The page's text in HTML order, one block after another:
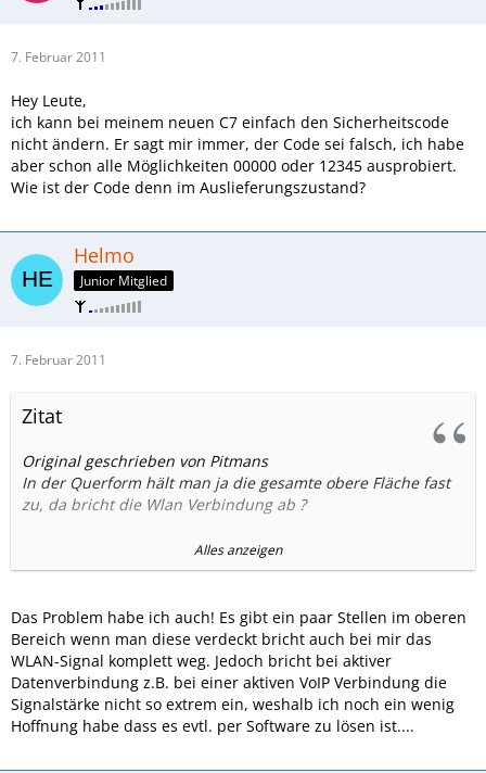
7. Februar 2011
Hey Leute,
ich kann bei meinem neuen C7 einfach den Sicherheitscode
nicht ändern. Er sagt mir immer, der Code sei falsch, ich habe
aber schon alle Möglichkeiten 00000 oder 12345 ausprobiert.
Wie ist der Code denn im Auslieferungszustand?
Helmo
Junior Mitglied
7. Februar 2011
Zitat
Original geschrieben von Pitmans
In der Querform hält man ja die gesamte obere Fläche fast
zu, da bricht die Wlan Verbindung ab ?
Im Hochkantformat ist alles in Oednung. Kenne das vom n97
so nicht, ist das normal ?
Ist im Handy eine schlechte Wlan Antenne eingebaut ?
Grüße
Pitman
Alles anzeigen
Das Problem habe ich auch! Es gibt ein paar Stellen im oberen
Bereich wenn man diese verdeckt bricht auch bei mir das
WLAN-Signal komplett weg. Jedoch bricht bei aktiver
Datenverbindung z.B. bei einer aktiven VoIP Verbindung die
Signalstärke nicht so extrem ein, weshalb ich noch ein wenig
Hoffnung habe dass es evtl. per Software zu lösen ist....